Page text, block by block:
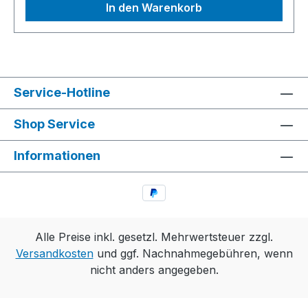
In den Warenkorb
Service-Hotline
Shop Service
Informationen
Alle Preise inkl. gesetzl. Mehrwertsteuer zzgl.
Versandkostenund ggf. Nachnahmegebühren, wenn
nicht anders angegeben.